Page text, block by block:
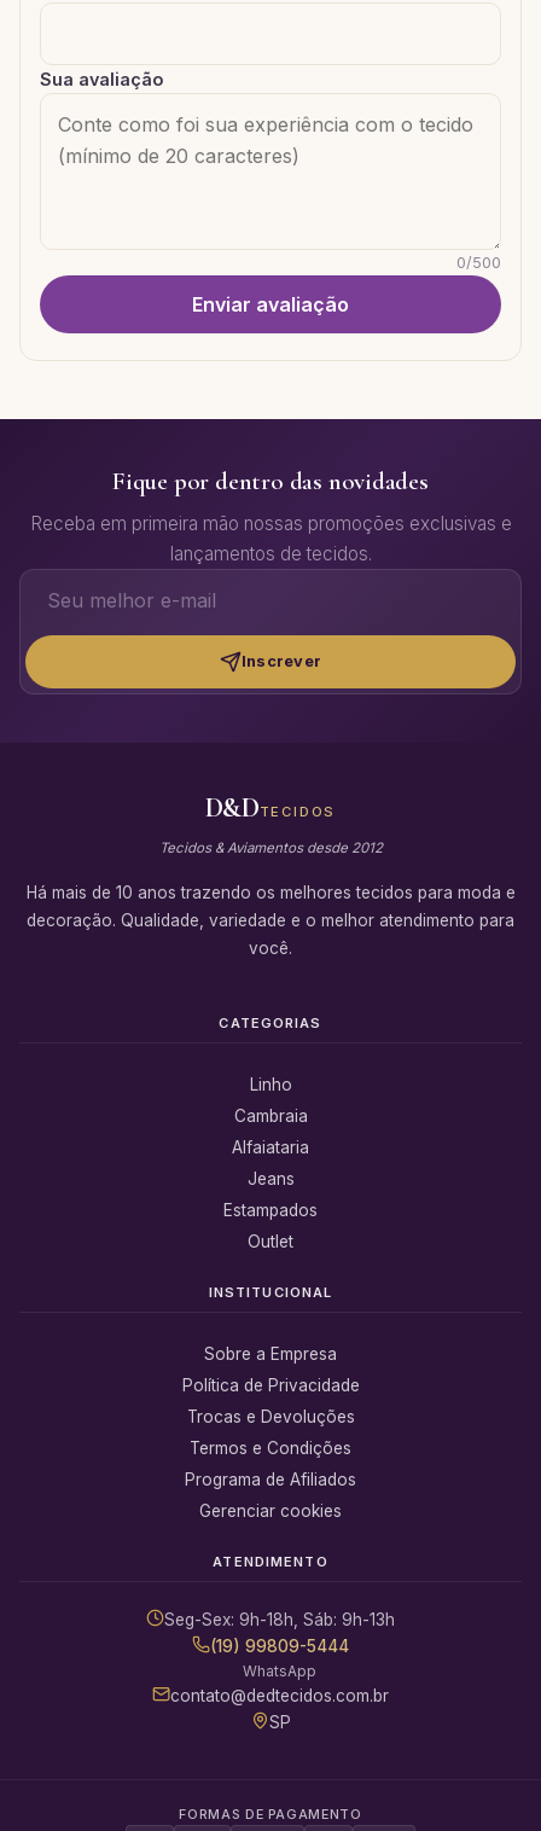
Sua avaliação
0/500
Enviar avaliação
Fique por dentro das novidades
Receba em primeira mão nossas promoções exclusivas e
lançamentos de tecidos.
Inscrever
D&DTECIDOS
Tecidos & Aviamentos desde 2012
Há mais de 10 anos trazendo os melhores tecidos para moda e
decoração. Qualidade, variedade e o melhor atendimento para
você.
CATEGORIAS
Linho
Cambraia
Alfaiataria
Jeans
Estampados
Outlet
INSTITUCIONAL
Sobre a Empresa
Política de Privacidade
Trocas e Devoluções
Termos e Condições
Programa de Afiliados
Gerenciar cookies
ATENDIMENTO
Seg-Sex: 9h-18h, Sáb: 9h-13h
(19) 99809-5444
WhatsApp
contato@dedtecidos.com.br
SP
FORMAS DE PAGAMENTO